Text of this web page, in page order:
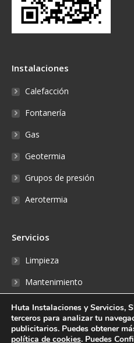
Instalaciones
Calefacción
Fontanería
Gas
Geotermia
Grupos de presión
Aerotermia
Servicios
Limpieza
Mantenimiento
Reparaciones
Fontanería
Huta Instalaciones y Servicios,
terceros para analizar tu
publicitarios. Puedes obtener
política de cookies. Puedes